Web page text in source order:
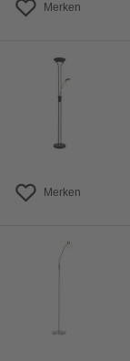
Merken
Merken